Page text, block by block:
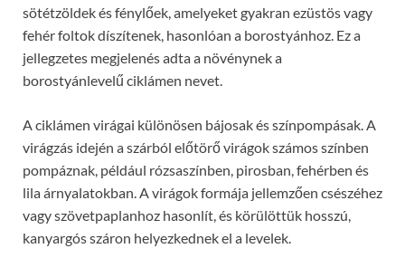
sötétzöldek és fénylőek, amelyeket gyakran ezüstös vagy
fehér foltok díszítenek, hasonlóan a borostyánhoz. Ez a
jellegzetes megjelenés adta a növénynek a
borostyánlevelű ciklámen nevet.
A ciklámen virágai különösen bájosak és színpompásak. A
virágzás idején a szárból előtörő virágok számos színben
pompáznak, például rózsaszínben, pirosban, fehérben és
lila árnyalatokban. A virágok formája jellemzően csészéhez
vagy szövetpaplanhoz hasonlít, és körülöttük hosszú,
kanyargós száron helyezkednek el a levelek.